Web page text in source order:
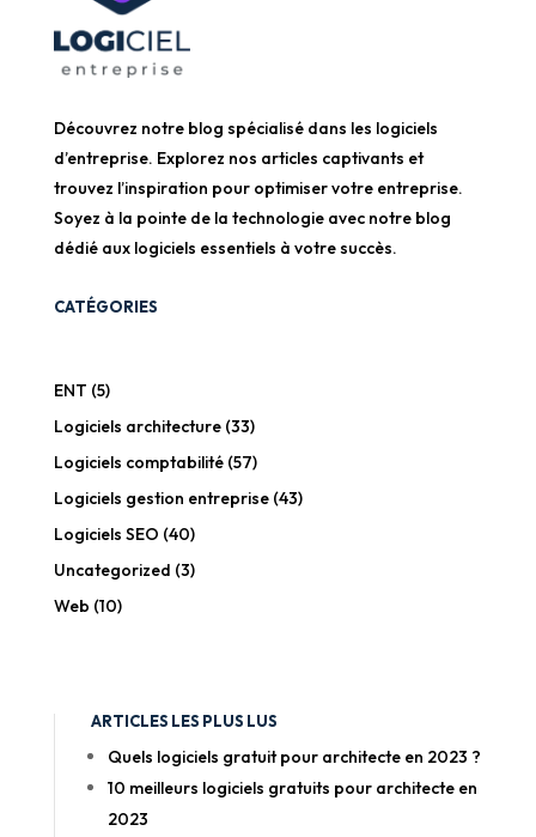
Découvrez notre blog spécialisé dans les logiciels
d’entreprise. Explorez nos articles captivants et
trouvez l’inspiration pour optimiser votre entreprise.
Soyez à la pointe de la technologie avec notre blog
dédié aux logiciels essentiels à votre succès.
CATÉGORIES
ENT (5)
Logiciels architecture(33)
Logiciels comptabilité(57)
Logiciels gestion entreprise(43)
Logiciels SEO (40)
Uncategorized (3)
Web (10)
ARTICLES LES PLUS LUS
Quels logiciels gratuit pour architecte en 2023 ?
10 meilleurs logiciels gratuits pour architecte en
2023